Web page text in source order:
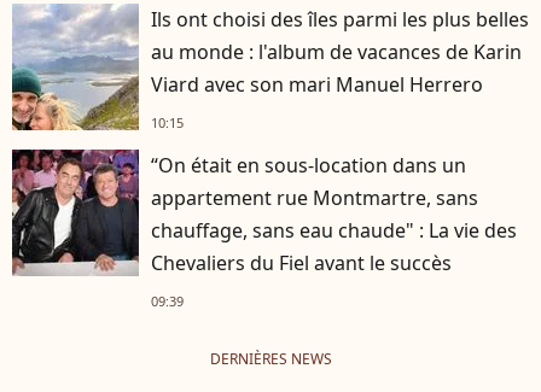
Ils ont choisi des îles parmi les plus belles
au monde : l'album de vacances de Karin
Viard avec son mari Manuel Herrero
10:15
“On était en sous-location dans un
appartement rue Montmartre, sans
chauffage, sans eau chaude" : La vie des
Chevaliers du Fiel avant le succès
09:39
DERNIÈRES NEWS